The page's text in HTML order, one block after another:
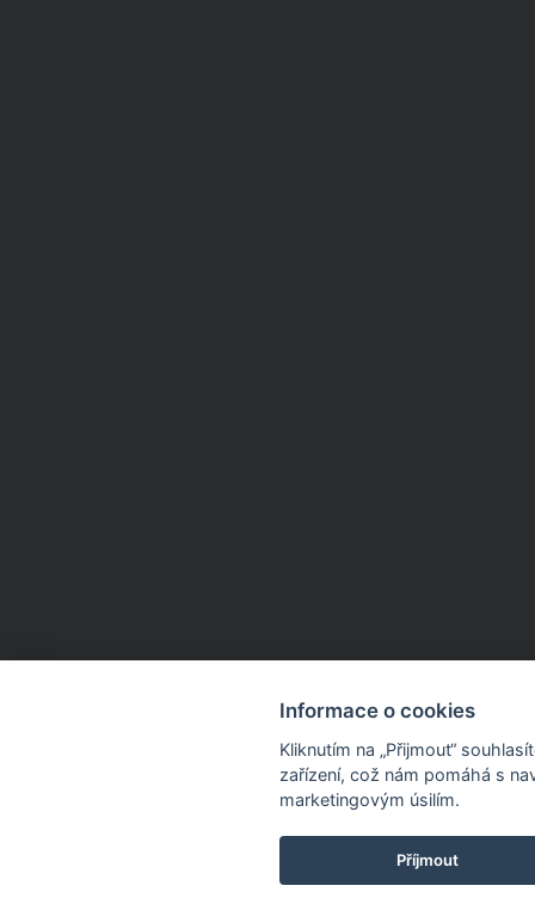
Informace o cookies
Kliknutím na „Přijmout“
zařízení, což nám pomáhá s
marketingovým úsilím.
Příjmout